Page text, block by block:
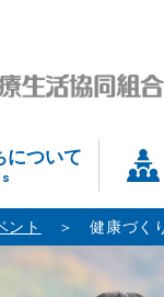
について
ント 健康づく